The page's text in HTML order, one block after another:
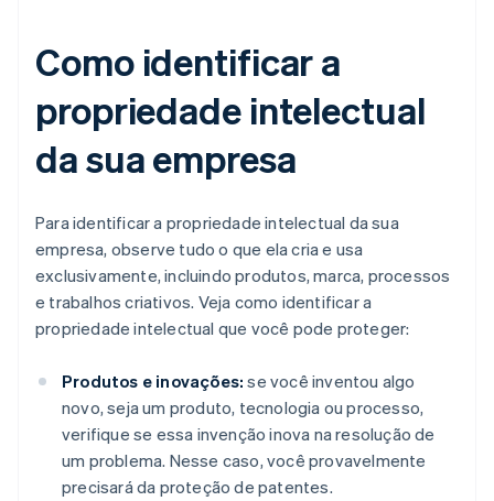
Como identificar a
propriedade intelectual
da sua empresa
Para identificar a propriedade intelectual da sua
empresa, observe tudo o que ela cria e usa
exclusivamente, incluindo produtos, marca, processos
e trabalhos criativos. Veja como identificar a
propriedade intelectual que você pode proteger:
Produtos e inovações: se você inventou algo
novo, seja um produto, tecnologia ou processo,
verifique se essa invenção inova na resolução de
um problema. Nesse caso, você provavelmente
precisará da proteção de patentes.